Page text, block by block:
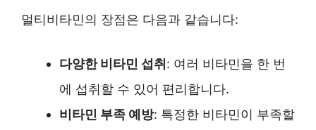
멀티비타민의 장점은 다음과 같습니다:
다양한 비타민 섭취: 여러 비타민을 한 번
에 섭취할 수 있어 편리합니다.
비타민 부족 예방: 특정한 비타민이 부족할